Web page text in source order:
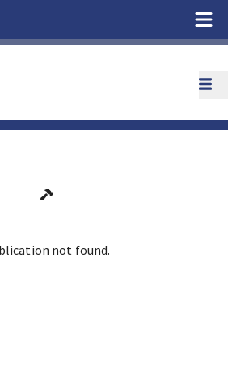
not found.